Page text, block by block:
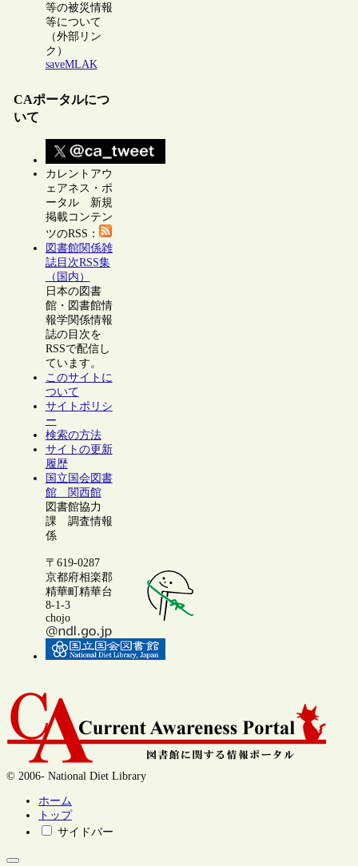
等の被災情報
等について
（外部リン
ク）
saveMLAK
CAポータルにつ
いて
カレントアウ
ェアネス・ポ
ータル 新規
掲載コンテン
ツのRSS：
図書館関係雑
誌目次RSS集
（国内）
日本の図書
館・図書館情
報学関係情報
誌の目次を
RSSで配信し
ています。
このサイトに
ついて
サイトポリシ
ー
検索の方法
サイトの更新
履歴
国立国会図書
館 関西館
図書館協力
課 調査情報
係
〒619-0287
京都府相楽郡
精華町精華台
8-1-3
chojo
© 2006- National Diet Library
ホーム
トップ
サイドバー